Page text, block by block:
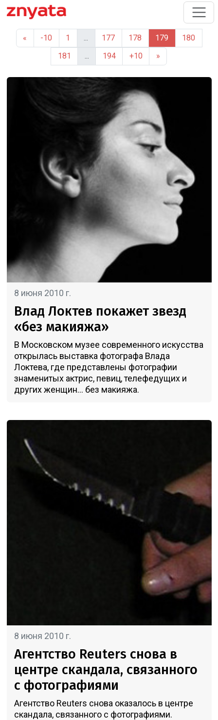
« -10 1 ... 177 178 179
180
181
... 194 +10 »
8 июня 2010 г.
Влад Локтев покажет звезд
«без макияжа»
В Московском музее современного искусства
открылась выставка фотографа Влада
Локтева, где представлены фотографии
знаменитых актрис, певиц, телефедущих и
других женщин... без макияжа.
8 июня 2010 г.
Агентство Reuters снова в
центре скандала, связанного
с фотографиями
Агентство Reuters снова оказалось в центре
скандала, связанного с фотографиями.